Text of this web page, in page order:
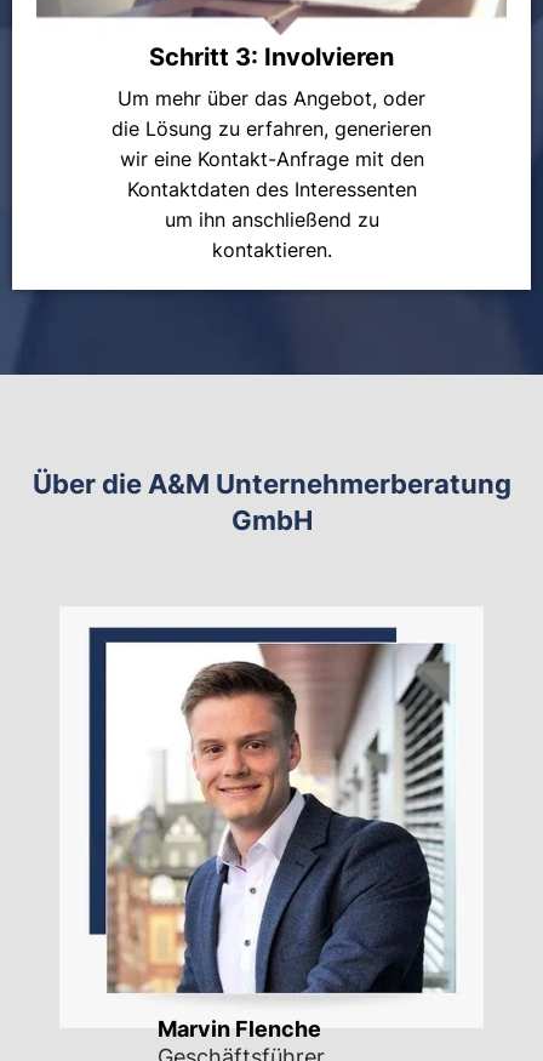
Schritt 3: Involvieren
Um mehr über das Angebot, oder
die Lösung zu erfahren, generieren
wir eine Kontakt-Anfrage mit den
Kontaktdaten des Interessenten
um ihn anschließend zu
kontaktieren.
Über die A&M Unternehmerberatung
GmbH
Marvin Flenche